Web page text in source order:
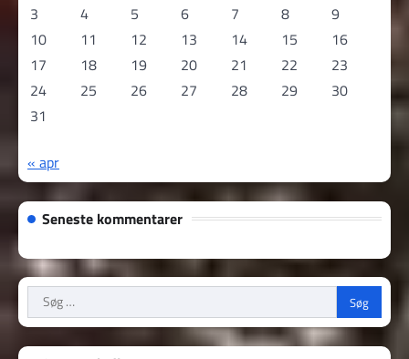
3
4 5 6 7 8
9
10
11 12 13 14 15
16
17
18 19 20 21 22
23
24
25 26 27 28 29
30
31
« apr
Seneste kommentarer
Søg
efter: